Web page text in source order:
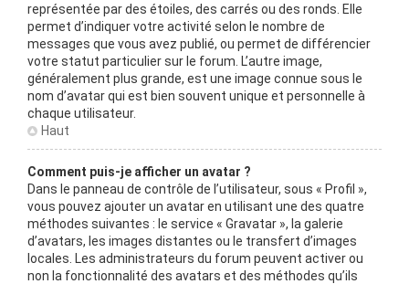
représentée par des étoiles, des carrés ou des ronds. Elle
permet d’indiquer votre activité selon le nombre de
messages que vous avez publié, ou permet de différencier
votre statut particulier sur le forum. L’autre image,
généralement plus grande, est une image connue sous le
nom d’avatar qui est bien souvent unique et personnelle à
chaque utilisateur.
Haut
Comment puis-je afficher un avatar ?
Dans le panneau de contrôle de l’utilisateur, sous « Profil »,
vous pouvez ajouter un avatar en utilisant une des quatre
méthodes suivantes : le service « Gravatar », la galerie
d’avatars, les images distantes ou le transfert d’images
locales. Les administrateurs du forum peuvent activer ou
non la fonctionnalité des avatars et des méthodes qu’ils